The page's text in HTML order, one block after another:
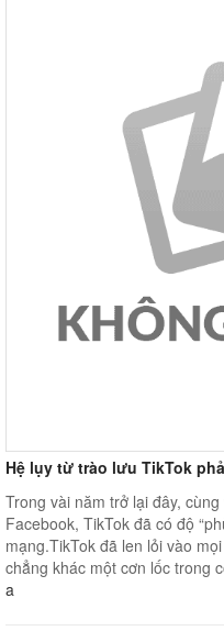
Hệ lụy từ trào lưu TikTok
Trong vài năm trở lại đây,
Facebook, TikTok đã có độ
mạng.TikTok đã len lỏi vào
chẳng khác một cơn lốc trong
a